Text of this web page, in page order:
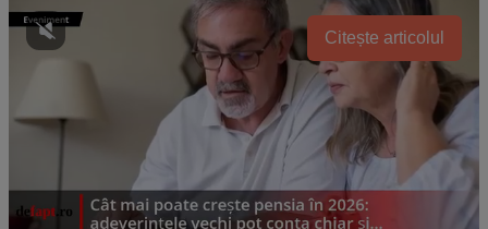
Citește articolul